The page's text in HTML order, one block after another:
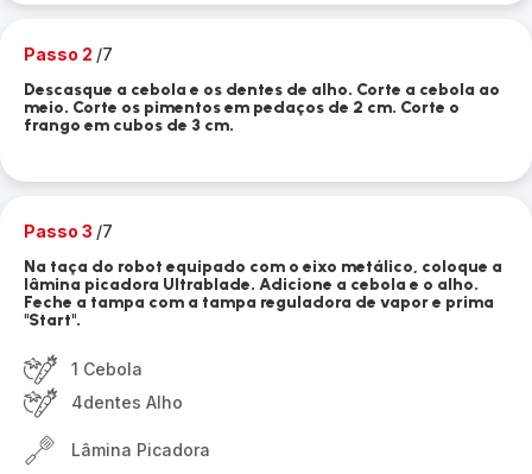
Passo 2 /7
Descasque a cebola e os dentes de alho. Corte a cebola ao
meio. Corte os pimentos em pedaços de 2 cm. Corte o
frango em cubos de 3 cm.
Passo 3 /7
Na taça do robot equipado com o eixo metálico, coloque a
lâmina picadora Ultrablade. Adicione a cebola e o alho.
Feche a tampa com a tampa reguladora de vapor e prima
"Start".
1 Cebola
4dentes Alho
Lâmina Picadora